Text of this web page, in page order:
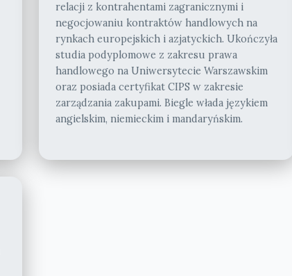
relacji z kontrahentami zagranicznymi i
negocjowaniu kontraktów handlowych na
rynkach europejskich i azjatyckich. Ukończyła
studia podyplomowe z zakresu prawa
handlowego na Uniwersytecie Warszawskim
oraz posiada certyfikat CIPS w zakresie
zarządzania zakupami. Biegle włada językiem
angielskim, niemieckim i mandaryńskim.